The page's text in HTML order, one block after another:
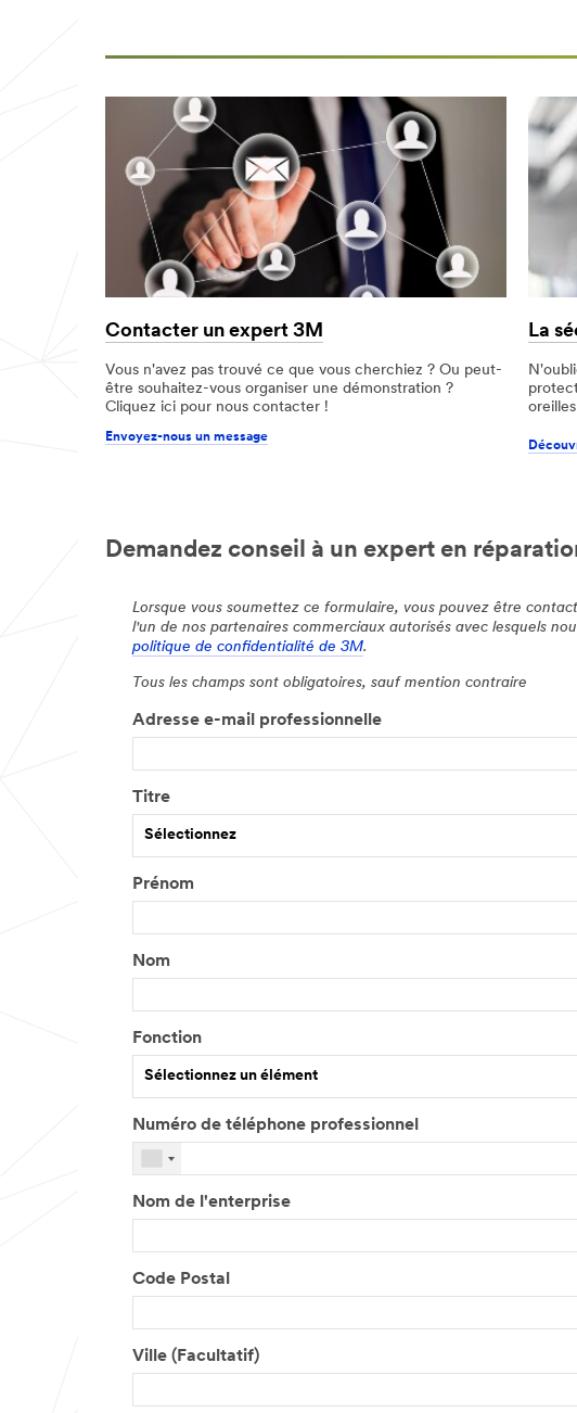
Contacter un expert 3M
Vous n'avez pas trouvé ce que vous cherchiez ? Ou peut-
être souhaitez-vous organiser une démonstration ?
Cliquez ici pour nous contacter !
Envoyez-nous un message
La
Demandez conseil à un expert en
Lorsque vous soumettez ce formulaire, vous pouvez être
l'un de nos partenaires commerciaux autorisés avec lesquels
politique de confidentialité de 3M.
Tous les champs sont obligatoires, sauf mention contraire
Adresse e-mail professionnelle
Titre
Sélectionnez
Prénom
Nom
Fonction
Sélectionnez un élément
V
i
l
e
z
i
i
Numéro de téléphone professionnel
Nom de l'enterprise
Code Postal
Ville (Facultatif)